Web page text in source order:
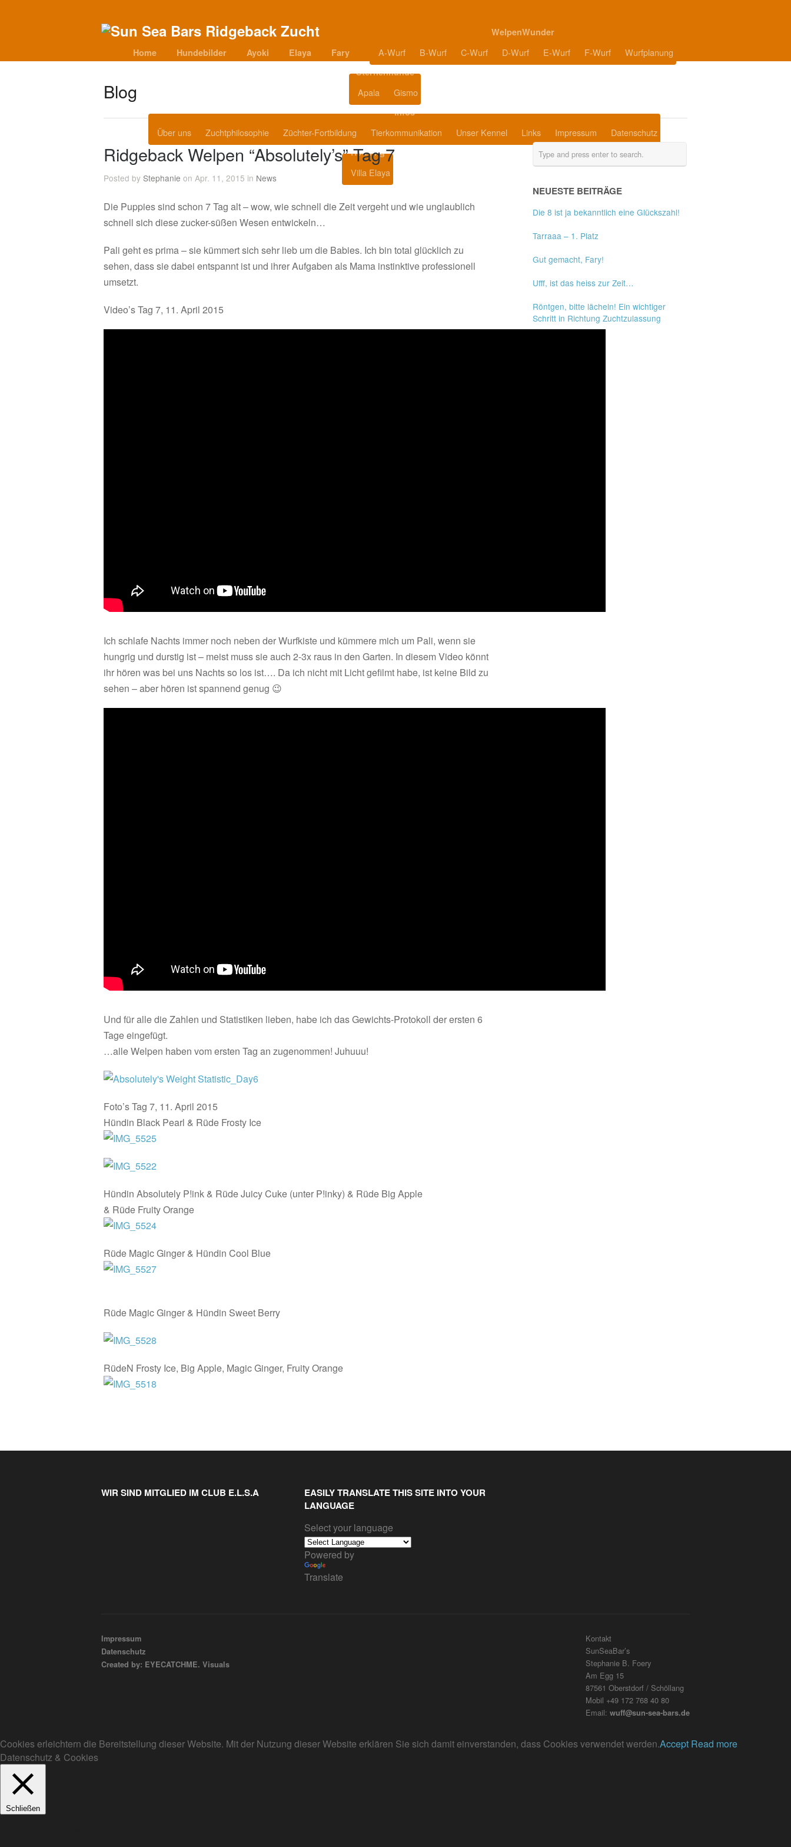
Home Hundebilder Ayoki Elaya Fary
WelpenWunder
A-Wurf B-Wurf C-Wurf D-Wurf E-Wurf F-Wurf Wurfplanung
Sternenhunde
Apala Gismo
Infos
Über uns Zuchtphilosophie Züchter-Fortbildung Tierkommunikation Unser Kennel Links Impressum Datenschutz
Housing
Villa Elaya
Blog
Ridgeback Welpen “Absolutely’s” Tag 7
Posted by Stephanie on Apr. 11, 2015 in News
Die Puppies sind schon 7 Tag alt – wow, wie schnell die Zeit vergeht und wie unglaublich
schnell sich diese zucker-süßen Wesen entwickeln…
Pali geht es prima – sie kümmert sich sehr lieb um die Babies. Ich bin total glücklich zu
sehen, dass sie dabei entspannt ist und ihrer Aufgaben als Mama instinktive professionell
umsetzt.
Video’s Tag 7, 11. April 2015
Ich schlafe Nachts immer noch neben der Wurfkiste und kümmere mich um Pali, wenn sie
hungrig und durstig ist – meist muss sie auch 2-3x raus in den Garten. In diesem Video könnt
ihr hören was bei uns Nachts so los ist…. Da ich nicht mit Licht gefilmt habe, ist keine Bild zu
sehen – aber hören ist spannend genug 😉
Und für alle die Zahlen und Statistiken lieben, habe ich das Gewichts-Protokoll der ersten 6
Tage eingefügt.
…alle Welpen haben vom ersten Tag an zugenommen! Juhuuu!
Foto’s Tag 7, 11. April 2015
Hündin Black Pearl & Rüde Frosty Ice
Hündin Absolutely P!ink & Rüde Juicy Cuke (unter P!inky) & Rüde Big Apple
& Rüde Fruity Orange
Rüde Magic Ginger & Hündin Cool Blue
Rüde Magic Ginger & Hündin Sweet Berry
RüdeN Frosty Ice, Big Apple, Magic Ginger, Fruity Orange
NEUESTE BEITRÄGE
Die 8 ist ja bekanntlich eine Glückszahl!
Tarraaa – 1. Platz
Gut gemacht, Fary!
Ufff, ist das heiss zur Zeit…
Röntgen, bitte lächeln! Ein wichtiger
Schritt in Richtung Zuchtzulassung
WIR SIND MITGLIED IM CLUB E.L.S.A
EASILY TRANSLATE THIS SITE INTO YOUR
LANGUAGE
Select your language
Powered by
Translate
Impressum
Datenschutz
Created by: EYECATCHME. Visuals
Kontakt
SunSeaBar’s
Stephanie B. Foery
Am Egg 15
87561 Oberstdorf / Schöllang
Mobil +49 172 768 40 80
Email: wuff@sun-sea-bars.de
Cookies erleichtern die Bereitstellung dieser Website. Mit der Nutzung dieser Website erklären Sie sich damit einverstanden, dass Cookies verwendet werden.Accept Read more
Datenschutz & Cookies
Schließen